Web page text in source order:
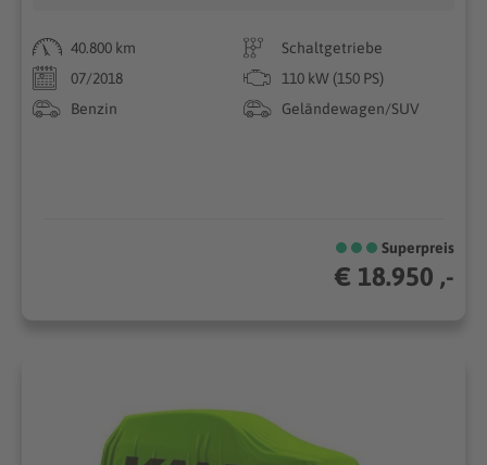
40.800 km
Schaltgetriebe
07/2018
110 kW (150 PS)
Benzin
Geländewagen/SUV
Superpreis
€ 18.950 ,-